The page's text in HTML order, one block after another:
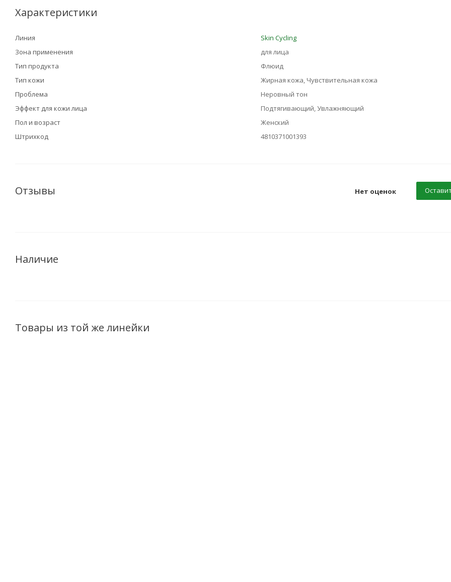
Характеристики
Линия
Skin Cycling
Зона применения
для лица
Тип продукта
Флюид
Тип кожи
Жирная кожа, Чувствительная кожа
Проблема
Неровный тон
Эффект для кожи лица
Подтягивающий, Увлажняющий
Пол и возраст
Женский
Штрихкод
4810371001393
Отзывы Нет оценок
Наличие
Товары из той же линейки